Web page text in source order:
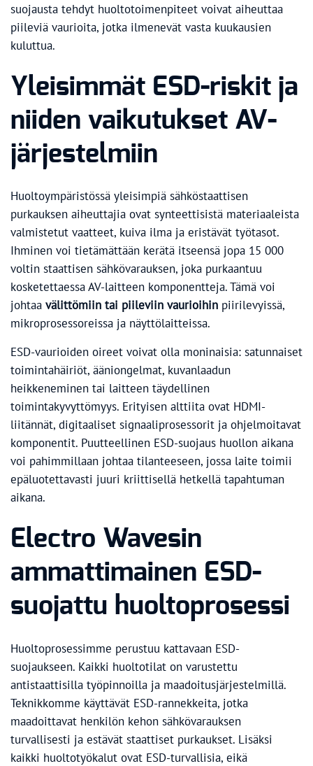
suojausta tehdyt huoltotoimenpiteet voivat aiheuttaa
piileviä vaurioita, jotka ilmenevät vasta kuukausien
kuluttua.
Yleisimmät ESD-riskit ja
niiden vaikutukset AV-
järjestelmiin
Huoltoympäristössä yleisimpiä sähköstaattisen
purkauksen aiheuttajia ovat synteettisistä materiaaleista
valmistetut vaatteet, kuiva ilma ja eristävät työtasot.
Ihminen voi tietämättään kerätä itseensä jopa 15 000
voltin staattisen sähkövarauksen, joka purkaantuu
kosketettaessa AV-laitteen komponentteja. Tämä voi
johtaa välittömiin tai piileviin vaurioihin piirilevyissä,
mikroprosessoreissa ja näyttölaitteissa.
ESD-vaurioiden oireet voivat olla moninaisia: satunnaiset
toimintahäiriöt, ääniongelmat, kuvanlaadun
heikkeneminen tai laitteen täydellinen
toimintakyvyttömyys. Erityisen alttiita ovat HDMI-
liitännät, digitaaliset signaaliprosessorit ja ohjelmoitavat
komponentit. Puutteellinen ESD-suojaus huollon aikana
voi pahimmillaan johtaa tilanteeseen, jossa laite toimii
epäluotettavasti juuri kriittisellä hetkellä tapahtuman
aikana.
Electro Wavesin
ammattimainen ESD-
suojattu huoltoprosessi
Huoltoprosessimme perustuu kattavaan ESD-
suojaukseen. Kaikki huoltotilat on varustettu
antistaattisilla työpinnoilla ja maadoitusjärjestelmillä.
Teknikkomme käyttävät ESD-rannekkeita, jotka
maadoittavat henkilön kehon sähkövarauksen
turvallisesti ja estävät staattiset purkaukset. Lisäksi
kaikki huoltotyökalut ovat ESD-turvallisia, eikä